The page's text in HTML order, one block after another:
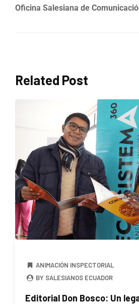
Oficina Salesiana de
Related Post
ANIMACIÓN INSPECTORIAL
BY SALESIANOS ECUADOR
Editorial Don Bosco: Un